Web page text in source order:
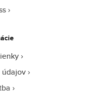
údajov